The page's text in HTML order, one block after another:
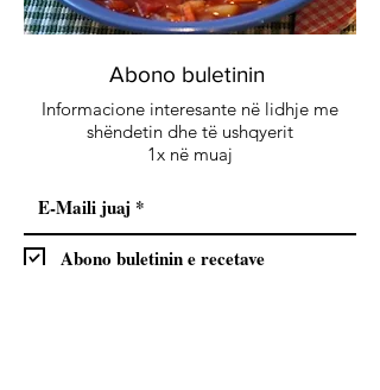
Abono buletinin
Informacione interesante në lidhje me
shëndetin dhe të ushqyerit
1x në muaj
Abono buletinin e recetave